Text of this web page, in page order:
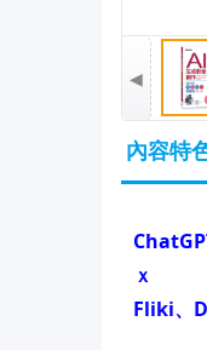
◀
內容特
ｘ
Fliki、